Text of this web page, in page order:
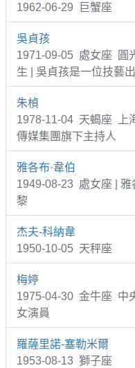
1962-06-29 巨蟹座
吳貞孩
1971-09-05 處女座 圓
生 | 吳貞孩是一位技藝
朱楨
1978-11-04 天蝎座 上
傳媒集團旗下主持人
雅各布·韋伯
1949-08-23 處女座 | 雅
黎
杰夫-科納韋
1950-10-05 天秤座
梅婷
1975-04-30 金牛座 中
女演員
羅薩里諾-塞勒米爾
1953-08-13 獅子座